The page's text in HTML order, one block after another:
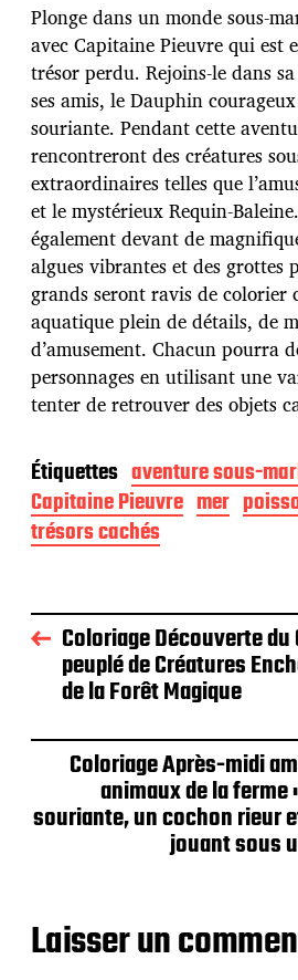
e
p
u
b
l
i
c
a
t
i
o
n
Plonge dans un monde sous-
avec Capitaine Pieuvre qui est
trésor perdu. Rejoins-le dans
ses amis, le Dauphin
souriante. Pendant cette
rencontreront des créatures
extraordinaires telles que
et le mystérieux Requin-
également devant de
algues vibrantes et des grottes
grands seront ravis de colorier
aquatique plein de détails, de
d’amusement. Chacun pourra
personnages en utilisant une
tenter de retrouver des objets
Étiquettes aventure sous-
Capitaine Pieuvre mer
trésors cachés
Coloriage Découverte
peuplé de Créatures
de la Forêt Magique
Coloriage Après-midi
animaux de la
souriante, un cochon rieur
jouant sous
Laisser un